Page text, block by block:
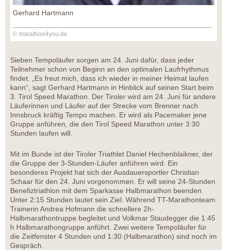
Gerhard Hartmann
© marathon4you.de
Sieben Tempoläufer sorgen am 24. Juni dafür, dass jeder
Teilnehmer schon von Beginn an den optimalen Laufrhythmus
findet. „Es freut mich, dass ich wieder in meiner Heimat laufen
kann“, sagt Gerhard Hartmann in Hinblick auf seinen Start beim
3. Tirol Speed Marathon. Der Tiroler wird am 24. Juni für andere
Läuferinnen und Läufer auf der Strecke vom Brenner nach
Innsbruck kräftig Tempo machen. Er wird als Pacemaker jene
Gruppe anführen, die den Tirol Speed Marathon unter 3:30
Stunden laufen will.
Mit im Bunde ist der Tiroler Triathlet Daniel Hechenblaikner, der
die Gruppe der 3-Stunden-Läufer anführen wird. Ein
besonderes Projekt hat sich der Ausdauersportler Christian
Schaar für den 24. Juni vorgenommen. Er will seine 24-Stunden
Benefiztriathlon mit dem Sparkasse Halbmarathon beenden.
Unter 2:15 Stunden lautet sein Ziel. Während TT-Marathonteam
Trainerin Andrea Hofmann die schnellere 2h-
Halbmarathontruppe begleitet und Volkmar Staudegger die 1:45
h Halbmarathongruppe anführt. Zwei weitere Tempoläufer für
die Zeitfenster 4 Stunden und 1:30 (Halbmarathon) sind noch im
Gespräch.